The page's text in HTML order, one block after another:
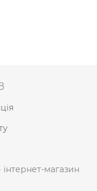
інтернет-магазин